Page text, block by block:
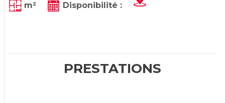
m² Disponibilité :
PRESTATIONS